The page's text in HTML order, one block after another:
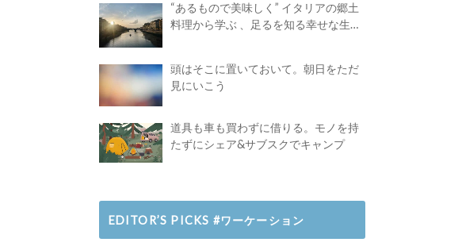
“あるもので美味しく” イタリアの郷土
料理から学ぶ 、足るを知る幸せな生き
頭はそこに置いておいて。朝日をただ
見にいこう
道具も車も買わずに借りる。モノを持
たずにシェア&サブスクでキャンプ
EDITOR’S PICKS #ワーケーション